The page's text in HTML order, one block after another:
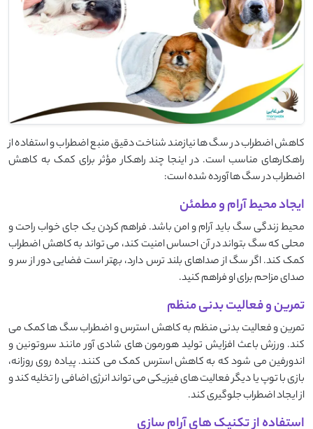
کاهش اضطراب در سگ ‌ها نیازمند شناخت دقیق منبع اضطراب و استفاده از
راهکارهای مناسب است. در اینجا چند راهکار مؤثر برای کمک به کاهش
اضطراب در سگ ‌ها آورده شده است:
ایجاد محیط آرام و مطمئن
محیط زندگی سگ باید آرام و امن باشد. فراهم کردن یک جای خواب راحت و
محلی که سگ بتواند در آن احساس امنیت کند، می ‌تواند به کاهش اضطراب
کمک کند. اگر سگ از صداهای بلند ترس دارد، بهتر است فضایی دور از سر و
صدای مزاحم برای او فراهم کنید.
تمرین و فعالیت بدنی منظم
تمرین و فعالیت بدنی منظم به کاهش استرس و اضطراب سگ ‌ها کمک می
‌کند. ورزش باعث افزایش تولید هورمون ‌های شادی ‌آور مانند سروتونین و
اندورفین می ‌شود که به کاهش استرس کمک می ‌کنند. پیاده‌ روی روزانه،
بازی با توپ یا دیگر فعالیت ‌های فیزیکی می ‌تواند انرژی اضافی را تخلیه کند و
از ایجاد اضطراب جلوگیری کند.
استفاده از تکنیک های آرام سازی